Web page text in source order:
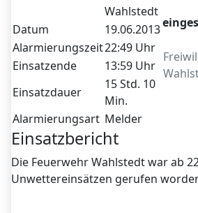
Wahlstedt
Datum
19.06.2013
Alarmierungszeit22:49 Uhr
Einsatzende
13:59 Uhr
Einsatzdauer
15 Std. 10
Min.
Alarmierungsart Melder
Einsatzbericht
Die Feuerwehr Wahlstedt war ab
Unwettereinsätzen gerufen